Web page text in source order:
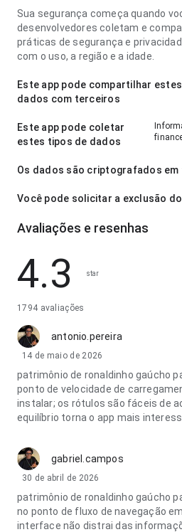
Sua segurança começa quando
desenvolvedores coletam e
práticas de segurança e
com o uso, a região e a idade.
Este app pode compartilhar
dados com terceiros
Este app pode coletar
estes tipos de dados
Os dados são criptografados
Você pode solicitar a exclusão
Avaliações e resenhas
4.3 star
1794 avaliações
antonio.pereira
14 de maio de 2026
patrimônio de ronaldinho gaúcho
ponto de velocidade de
instalar; os rótulos são fáceis de
equilíbrio torna o app mais
gabriel.campos
30 de abril de 2026
patrimônio de ronaldinho gaúcho
no ponto de fluxo de navegação
interface não distrai das